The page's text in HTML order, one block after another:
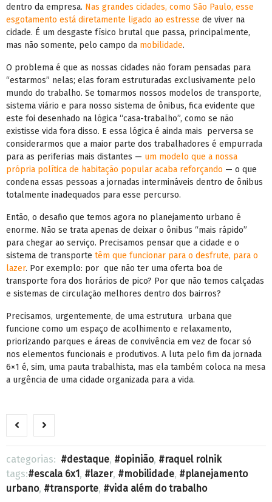
dentro da empresa. Nas grandes cidades, como São Paulo, esse
esgotamento está diretamente ligado ao estresse de viver na
cidade. É um desgaste físico brutal que passa, principalmente,
mas não somente, pelo campo da mobilidade.
O problema é que as nossas cidades não foram pensadas para
“estarmos” nelas; elas foram estruturadas exclusivamente pelo
mundo do trabalho. Se tomarmos nossos modelos de transporte,
sistema viário e para nosso sistema de ônibus, fica evidente que
este foi desenhado na lógica “casa-trabalho”, como se não
existisse vida fora disso. E essa lógica é ainda mais perversa se
considerarmos que a maior parte dos trabalhadores é empurrada
para as periferias mais distantes — um modelo que a nossa
própria política de habitação popular acaba reforçando — o que
condena essas pessoas a jornadas intermináveis dentro de ônibus
totalmente inadequados para esse percurso.
Então, o desafio que temos agora no planejamento urbano é
enorme. Não se trata apenas de deixar o ônibus “mais rápido”
para chegar ao serviço. Precisamos pensar que a cidade e o
sistema de transporte têm que funcionar para o desfrute, para o
lazer. Por exemplo: por que não ter uma oferta boa de
transporte fora dos horários de pico? Por que não temos calçadas
e sistemas de circulação melhores dentro dos bairros?
Precisamos, urgentemente, de uma estrutura urbana que
funcione como um espaço de acolhimento e relaxamento,
priorizando parques e áreas de convivência em vez de focar só
nos elementos funcionais e produtivos. A luta pelo fim da jornada
6×1 é, sim, uma pauta trabalhista, mas ela também coloca na mesa
a urgência de uma cidade organizada para a vida.
categorias: destaque, opinião,
raquel rolnik
tags:
escala 6x1, lazer, mobilidade,
planejamento
urbano, transporte, vida além do trabalho